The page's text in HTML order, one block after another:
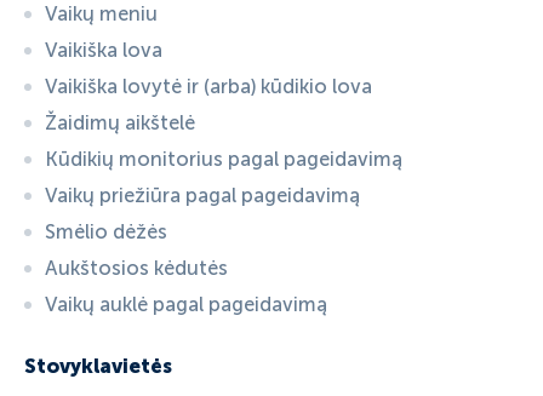
Vaikų meniu
Vaikiška lova
Vaikiška lovytė ir (arba) kūdikio lova
Žaidimų aikštelė
Kūdikių monitorius pagal pageidavimą
Vaikų priežiūra pagal pageidavimą
Smėlio dėžės
Aukštosios kėdutės
Vaikų auklė pagal pageidavimą
Stovyklavietės